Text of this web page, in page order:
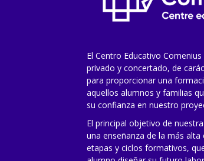
El Centro Educativo
privado y concertado, de
para proporcionar una
aquellos alumnos y familias
su confianza en nuestro
El principal objetivo de
una enseñanza de la más alta
etapas y ciclos formativos,